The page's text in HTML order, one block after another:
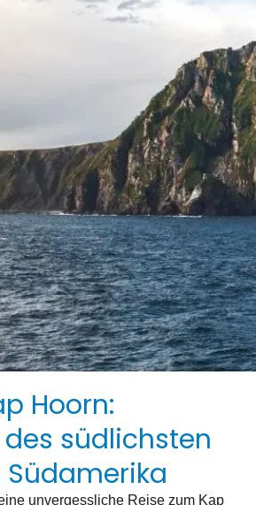
Hoorn:
südlichsten
Südamerika
unvergessliche Reise zum Kap